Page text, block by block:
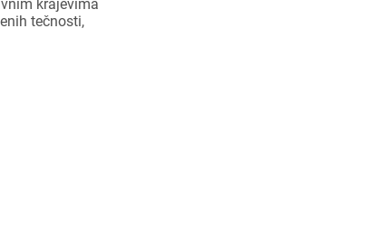
krajevima
tečnosti,